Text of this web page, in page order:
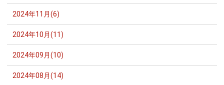
2024年11月(6)
2024年10月(11)
2024年09月(10)
2024年08月(14)